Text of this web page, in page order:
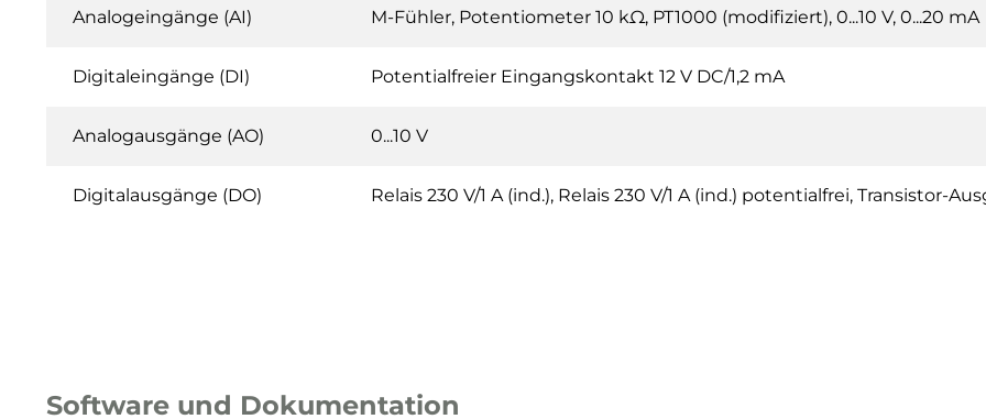
Analogeingänge (AI) M-Fühler, Potentiometer 10 kΩ, PT1000 (modifiziert), 0...10 V, 0...20 mA
Digitaleingänge (DI) Potentialfreier Eingangskontakt 12 V DC/1,2 mA
Analogausgänge (AO) 0...10 V
Digitalausgänge (DO) Relais 230 V/1 A (ind.), Relais 230 V/1 A (ind.) potentialfrei, Transistor-
Software und Dokumentation